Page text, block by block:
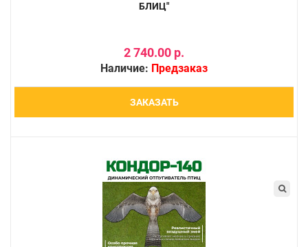
БЛИЦ"
2 740.00 р.
Наличие: Предзаказ
ЗАКАЗАТЬ